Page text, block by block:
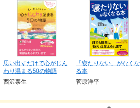
思い出すだけで心がじん
わり温まる50の物語
西沢泰生
「寝たりない」がなくな
る本
菅原洋平